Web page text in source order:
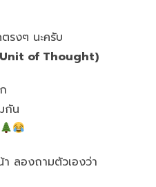
รงๆ นะครับ
of Thought)
กัน
ลองถามตัวเองว่า